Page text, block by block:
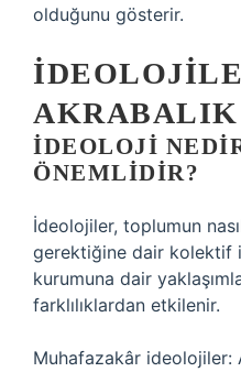
olduğunu gösterir.
İDEOLOJI
ÖNEMLIDIR?
İdeolojiler, toplumun
gerektiğine dair kolektif
kurumuna dair
farklılıklardan etkilenir.
Muhafazakâr